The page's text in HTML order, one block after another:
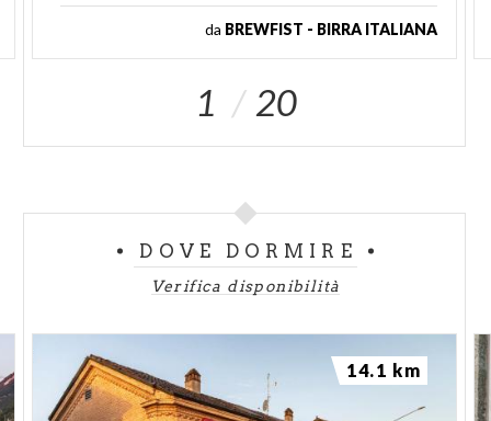
da BREWFIST - BIRRA ITALIANA
1 20
DOVE DORMIRE
Verifica disponibilità
14.1 km